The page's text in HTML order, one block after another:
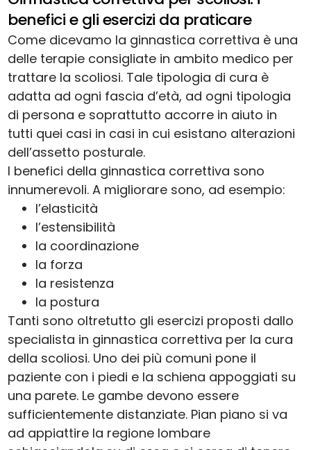
benefici e gli esercizi da praticare
Come dicevamo la ginnastica correttiva è una
delle terapie consigliate in ambito medico per
trattare la scoliosi. Tale tipologia di cura è
adatta ad ogni fascia d’età, ad ogni tipologia
di persona e soprattutto accorre in aiuto in
tutti quei casi in casi in cui esistano alterazioni
dell’assetto posturale.
I benefici della ginnastica correttiva sono
innumerevoli. A migliorare sono, ad esempio:
l’elasticità
l’estensibilità
la coordinazione
la forza
la resistenza
la postura
Tanti sono oltretutto gli esercizi proposti dallo
specialista in ginnastica correttiva per la cura
della scoliosi. Uno dei più comuni pone il
paziente con i piedi e la schiena appoggiati su
una parete. Le gambe devono essere
sufficientemente distanziate. Pian piano si va
ad appiattire la regione lombare